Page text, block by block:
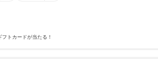
トカードが当たる！